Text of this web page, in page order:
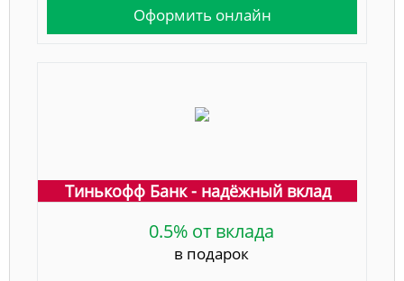
Оформить онлайн
Тинькофф Банк - надёжный вклад
0.5% от вклада
в подарок